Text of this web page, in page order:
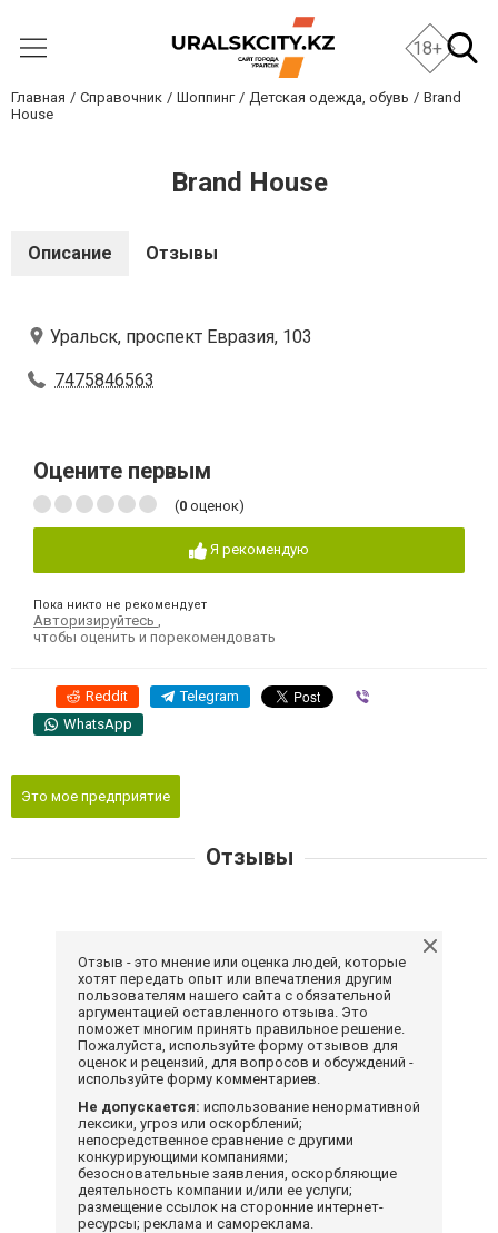
18+
Главная Справочник Шоппинг Детская одежда, обувь
Brand
House
Brand House
Описание Отзывы
Уральск, проспект Евразия, 103
7475846563
Оцените первым
(0 оценок)
Я рекомендую
Пока никто не рекомендует
Авторизируйтесь
чтобы оценить и порекомендовать
Reddit Telegram
WhatsApp
Это мое предприятие
Отзывы
Отзыв - это мнение или оценка людей, которые
хотят передать опыт или впечатления другим
пользователям нашего сайта с обязательной
аргументацией оставленного отзыва. Это
поможет многим принять правильное решение.
Пожалуйста, используйте форму отзывов для
оценок и рецензий, для вопросов и обсуждений -
используйте форму комментариев.
Не допускается: использование ненормативной
лексики, угроз или оскорблений;
непосредственное сравнение с другими
конкурирующими компаниями;
безосновательные заявления, оскорбляющие
деятельность компании и/или ее услуги;
размещение ссылок на сторонние интернет-
ресурсы; реклама и самореклама.